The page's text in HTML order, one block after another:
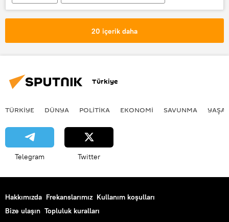
Tel Aviv
Silahlı saldırı
20 içerik daha
Türkiye
TÜRKIYE DÜNYA POLİTİKA EKONOMİ SAVUNMA
Telegram Twitter
Hakkımızda Frekanslarımız Kullanım koşulları
Bize ulaşın Topluluk kuralları